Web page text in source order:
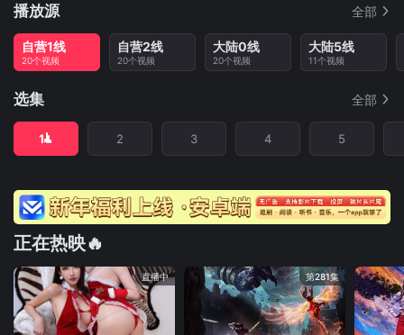
播放源 全部
自营1线
20个视频
自营2线
20个视频
大陆0线
20个视频
大陆5线
11个视频
选集 全部
1 2 3 4 5
正在热映🔥
直播中 第281集